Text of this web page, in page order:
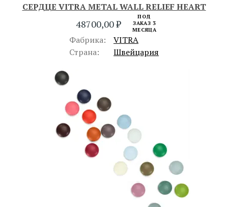
СЕРДЦЕ VITRA METAL WALL RELIEF HEART
48700,00₽
ПОД
ЗАКАЗ 3
МЕСЯЦА
Фабрика:
VITRA
Страна:
Швейцария